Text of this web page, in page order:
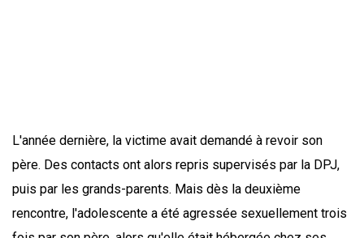
L'année dernière, la victime avait demandé à revoir son
père. Des contacts ont alors repris supervisés par la DPJ,
puis par les grands-parents. Mais dès la deuxième
rencontre, l'adolescente a été agressée sexuellement trois